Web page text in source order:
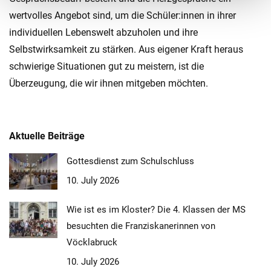
wertvolles Angebot sind, um die Schüler:innen in ihrer
individuellen Lebenswelt abzuholen und ihre
Selbstwirksamkeit zu stärken. Aus eigener Kraft heraus
schwierige Situationen gut zu meistern, ist die
Überzeugung, die wir ihnen mitgeben möchten.
Aktuelle Beiträge
Gottesdienst zum Schulschluss
10. July 2026
Wie ist es im Kloster? Die 4. Klassen der MS
besuchten die Franziskanerinnen von
Vöcklabruck
10. July 2026